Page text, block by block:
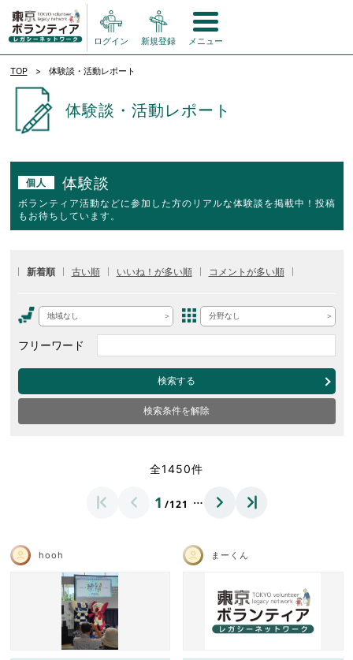
ログイン 新規登録 メニュー
TOP 体験談・活動レポート
体験談・活動レポート
個人 体験談
ボランティア活動などに参加した方のリアルな体験談を掲載中！投稿
もお待ちしています。
新着順 古い順 いいね！が多い順 コメントが多い順
地域なし 分野なし
フリーワード
検索する
検索条件を解除
全1450件
1 /121 …
hooh まーくん